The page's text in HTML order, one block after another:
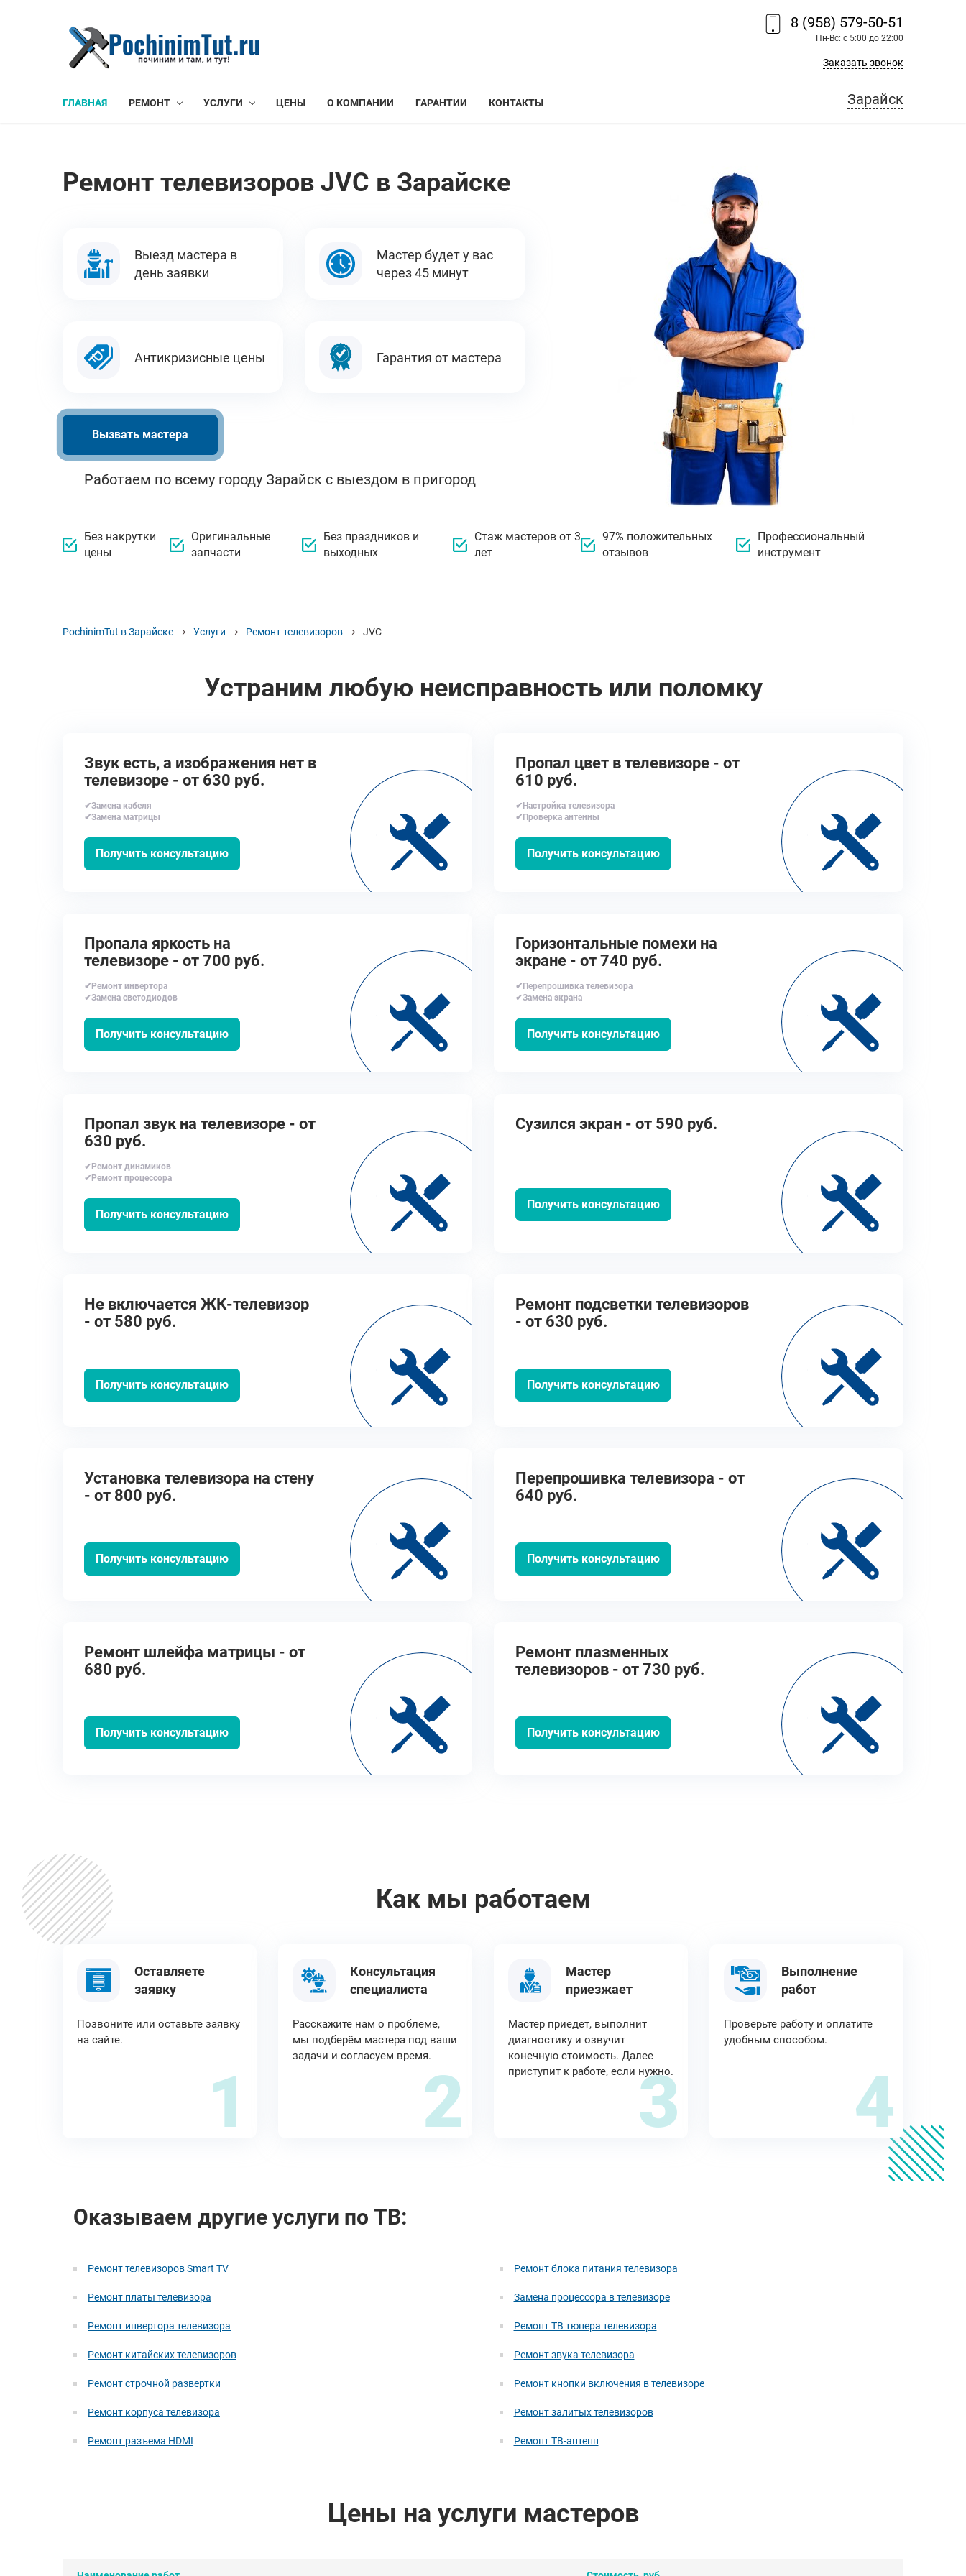
8 (958) 579-50-51
Пн-Вс: с 5:00 до 22:00
Заказать звонок
ГЛАВНАЯ РЕМОНТ УСЛУГИ ЦЕНЫ О КОМПАНИИ ГАРАНТИИ КОНТАКТЫ Зарайск
Ремонт телевизоров JVC в Зарайске
Выезд мастера в
день заявки
Мастер будет у вас
через 45 минут
Антикризисные цены Гарантия от мастера
Вызвать мастера
Работаем по всему городу Зарайск с выездом в пригород
Без накрутки
цены
Оригинальные
запчасти
Без праздников и
выходных
Стаж мастеров от 3
лет
97% положительных
отзывов
Профессиональный
инструмент
PochinimTut в Зарайске Услуги Ремонт телевизоров JVC
Устраним любую неисправность или поломку
Звук есть, а изображения нет в
телевизоре - от 630 руб.
✔Замена кабеля
✔Замена матрицы
Получить консультацию
Пропал цвет в телевизоре - от
610 руб.
✔Настройка телевизора
✔Проверка антенны
Получить консультацию
Пропала яркость на
телевизоре - от 700 руб.
✔Ремонт инвертора
✔Замена светодиодов
Получить консультацию
Горизонтальные помехи на
экране - от 740 руб.
✔Перепрошивка телевизора
✔Замена экрана
Получить консультацию
Пропал звук на телевизоре - от
630 руб.
✔Ремонт динамиков
✔Ремонт процессора
Получить консультацию
Cузился экран - от 590 руб.
Получить консультацию
Не включается ЖК-телевизор
- от 580 руб.
Получить консультацию
Ремонт подсветки телевизоров
- от 630 руб.
Получить консультацию
Установка телевизора на стену
- от 800 руб.
Получить консультацию
Перепрошивка телевизора - от
640 руб.
Получить консультацию
Ремонт шлейфа матрицы - от
680 руб.
Получить консультацию
Ремонт плазменных
телевизоров - от 730 руб.
Получить консультацию
Как мы работаем
Оставляете
заявку
Позвоните или оставьте заявку
на сайте.
1
Консультация
специалиста
Расскажите нам о проблеме,
мы подберём мастера под ваши
задачи и согласуем время.
2
Мастер
приезжает
Мастер приедет, выполнит
диагностику и озвучит
конечную стоимость. Далее
приступит к работе, если нужно.
3
Выполнение
работ
Проверьте работу и оплатите
удобным способом.
4
Оказываем другие услуги по ТВ:
Ремонт телевизоров Smart TV
Ремонт платы телевизора
Ремонт инвертора телевизора
Ремонт китайских телевизоров
Ремонт строчной развертки
Ремонт корпуса телевизора
Ремонт разъема HDMI
Ремонт блока питания телевизора
Замена процессора в телевизоре
Ремонт ТВ тюнера телевизора
Ремонт звука телевизора
Ремонт кнопки включения в телевизоре
Ремонт залитых телевизоров
Ремонт ТВ-антенн
Цены на услуги мастеров